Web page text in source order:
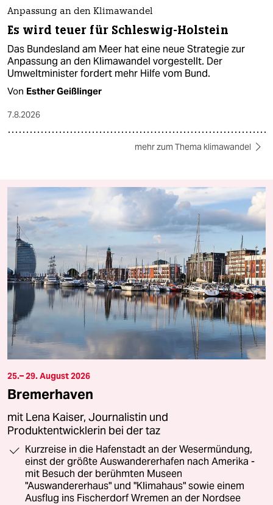
Anpassung an den Klimawandel
Es wird teuer für Schleswig-Holstein
Das Bundesland am Meer hat eine neue Strategie zur
Anpassung an den Klimawandel vorgestellt. Der
Umweltminister fordert mehr Hilfe vom Bund.
Von Esther Geißlinger
7.8.2026
mehr zum Thema klimawandel
25.– 29. August 2026
Bremerhaven
mit Lena Kaiser, Journalistin und
Produktentwicklerin bei der taz
Kurzreise in die Hafenstadt an der Wesermündung,
einst der größte Auswandererhafen nach Amerika -
mit Besuch der berühmten Museen
"Auswandererhaus" und "Klimahaus" sowie einem
Ausflug ins Fischerdorf Wremen an der Nordsee